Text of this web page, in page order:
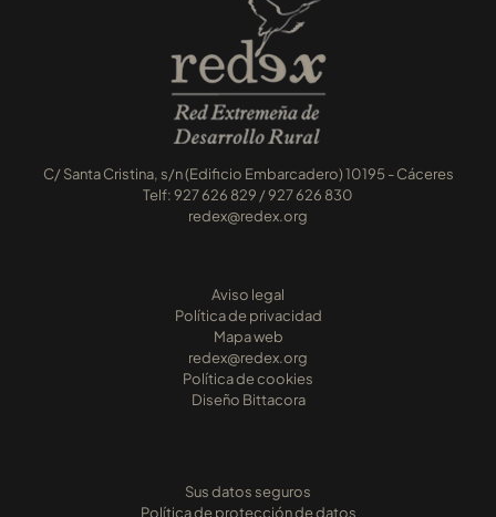
C/ Santa Cristina, s/n (Edificio Embarcadero) 10195 - Cáceres
Telf: 927 626 829 / 927 626 830
redex@redex.org
Aviso legal
Política de privacidad
Mapa web
redex@redex.org
Política de cookies
Diseño Bittacora
Sus datos seguros
Política de protección de datos